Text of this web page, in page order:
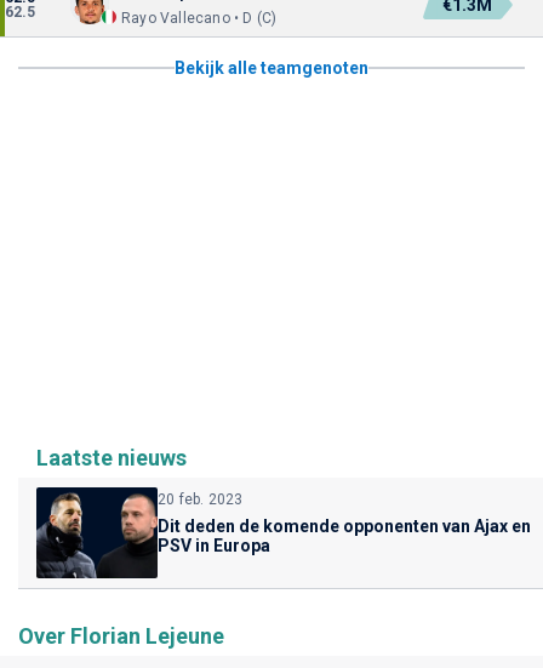
62.5
Rayo Vallecano • D (C)
€1.3M
Bekijk alle teamgenoten
Laatste nieuws
20 feb. 2023
Dit deden de komende opponenten van Ajax en
PSV in Europa
Over Florian Lejeune